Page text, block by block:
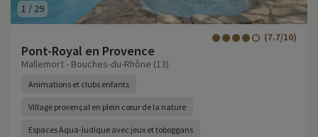
1 / 29
Pont-Royal en Provence
(7.7/10)
Mallemort - Bouches-du-Rhône (13)
Animations et clubs enfants
Village provençal en plein cœur de la nature
Espaces Aqua-ludique avec jeux et toboggans